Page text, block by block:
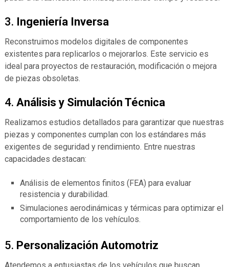
3. Ingeniería Inversa
Reconstruimos modelos digitales de componentes
existentes para replicarlos o mejorarlos. Este servicio es
ideal para proyectos de restauración, modificación o mejora
de piezas obsoletas.
4. Análisis y Simulación Técnica
Realizamos estudios detallados para garantizar que nuestras
piezas y componentes cumplan con los estándares más
exigentes de seguridad y rendimiento. Entre nuestras
capacidades destacan:
Análisis de elementos finitos (FEA) para evaluar
resistencia y durabilidad.
Simulaciones aerodinámicas y térmicas para optimizar el
comportamiento de los vehículos.
5. Personalización Automotriz